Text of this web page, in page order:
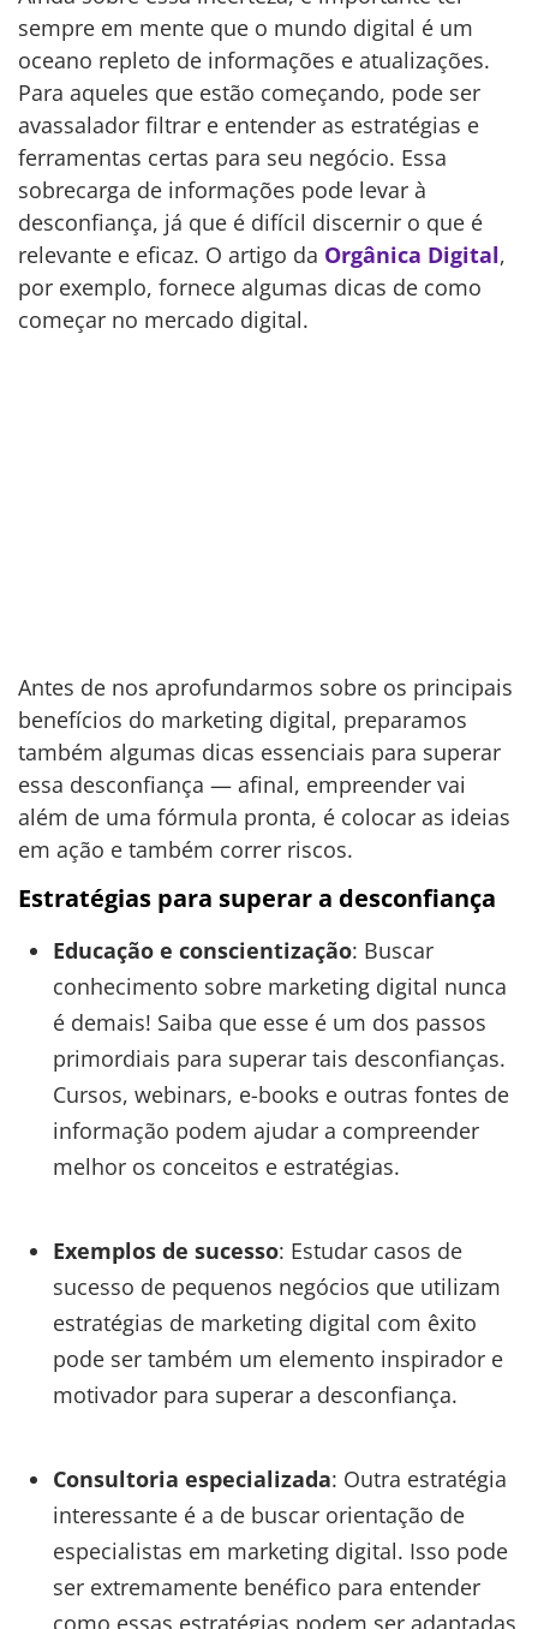
sempre em mente que o mundo digital é um
oceano repleto de informações e atualizações.
Para aqueles que estão começando, pode ser
avassalador filtrar e entender as estratégias e
ferramentas certas para seu negócio. Essa
sobrecarga de informações pode levar à
desconfiança, já que é difícil discernir o que é
relevante e eficaz. O artigo da Orgânica Digital,
por exemplo, fornece algumas dicas de como
começar no mercado digital.
Antes de nos aprofundarmos sobre os principais
benefícios do marketing digital, preparamos
também algumas dicas essenciais para superar
essa desconfiança — afinal, empreender vai
além de uma fórmula pronta, é colocar as ideias
em ação e também correr riscos.
Estratégias para superar a desconfiança
Educação e conscientização: Buscar
conhecimento sobre marketing digital nunca
é demais! Saiba que esse é um dos passos
primordiais para superar tais desconfianças.
Cursos, webinars, e-books e outras fontes de
informação podem ajudar a compreender
melhor os conceitos e estratégias.
Exemplos de sucesso: Estudar casos de
sucesso de pequenos negócios que utilizam
estratégias de marketing digital com êxito
pode ser também um elemento inspirador e
motivador para superar a desconfiança.
Consultoria especializada: Outra estratégia
interessante é a de buscar orientação de
especialistas em marketing digital. Isso pode
ser extremamente benéfico para entender
como essas estratégias podem ser adaptadas